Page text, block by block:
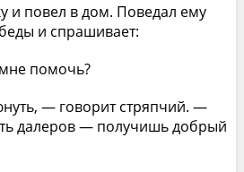
и повел в дом. Поведал ему
и спрашивает:
помочь?
— говорит стряпчий. —
далеров — получишь добрый